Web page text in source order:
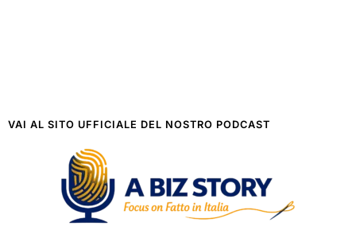
VAI AL SITO UFFICIALE DEL NOSTRO PODCAST